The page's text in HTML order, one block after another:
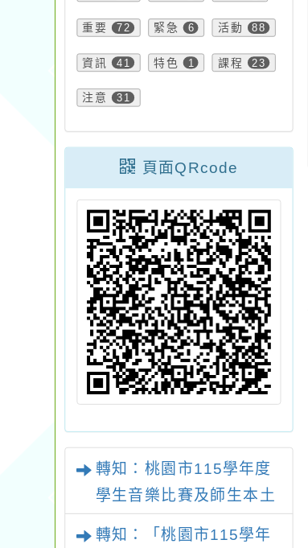
重要 72 緊急 6 活動 88
資訊 41 特色 1 課程 23
注意 31
頁面QRcode
轉知：桃園市115學年度
學生音樂比賽及師生本土
轉知：「桃園市115學年